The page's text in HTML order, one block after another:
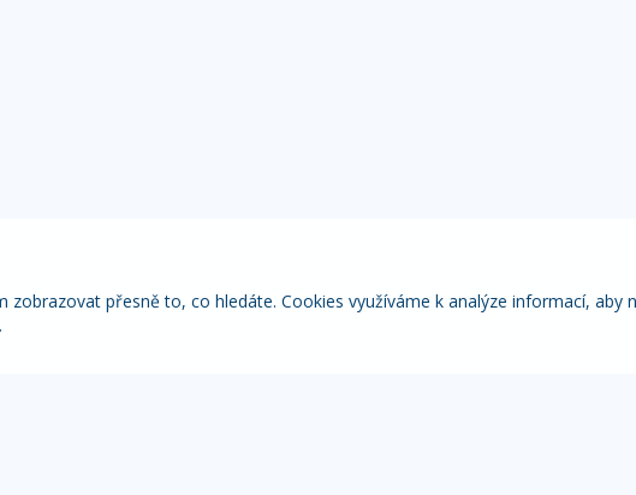
přesně to, co hledáte. Cookies využíváme k analýze informací, aby